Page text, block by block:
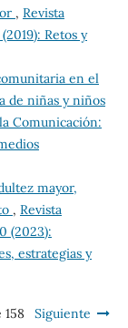
, Revista
Retos y
en el
de niñas y niños
Comunicación:
mayor,
, Revista
(2023):
estrategias y
158 Siguiente